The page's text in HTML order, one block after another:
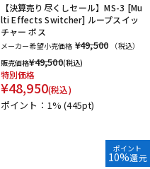
【決算売り尽くしセール】MS-3 [Mu
lti Effects Switcher] ループスイッ
チャー ボス
メーカー希望小売価格 ¥49,500
（税込）
販売価格¥49,500(税込)
特別価格
¥48,950(税込)
ポイント：1%(445pt)
ポイント
10%還元